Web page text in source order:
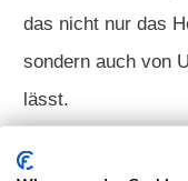
das nicht nur das
sondern auch von
lässt.
Preise und